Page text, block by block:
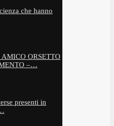
che hanno
ORSETTO
–…
presenti in